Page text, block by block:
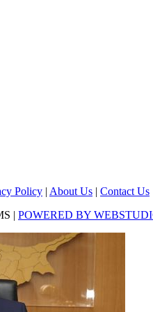
Policy | About Us | Contact Us
| POWERED BY